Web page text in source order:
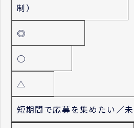
制）
◎
○
△
短期間で応募を集めたい／